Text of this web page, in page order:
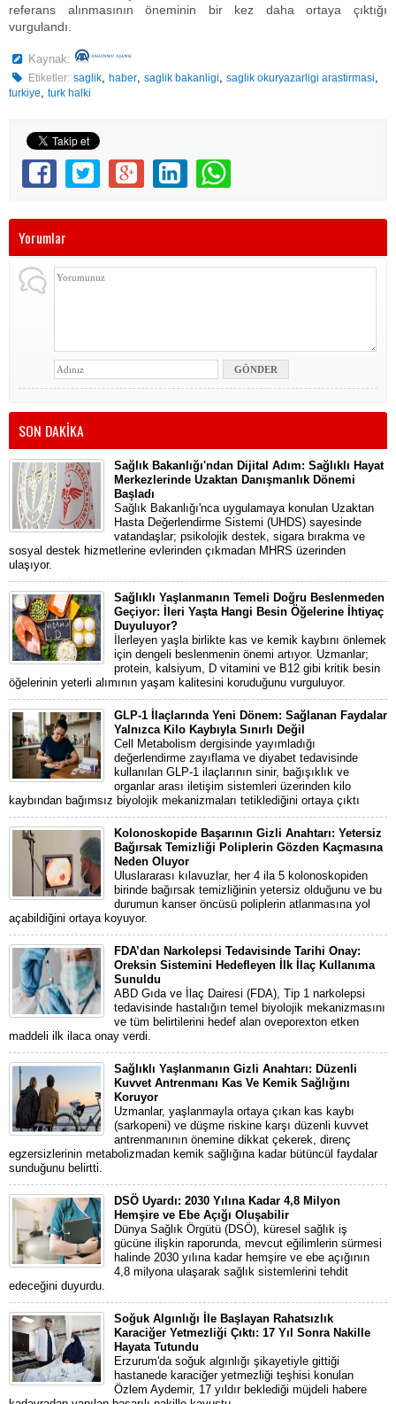
referans alınmasının öneminin bir kez daha ortaya çıktığı
vurgulandı.
Kaynak:
Etiketler: saglik,haber,saglik bakanligi,saglik okuryazarligi arastirmasi,
turkiye, turk halki
Yorumlar
SON DAKİKA
Sağlık Bakanlığı'ndan Dijital Adım: Sağlıklı Hayat
Merkezlerinde Uzaktan Danışmanlık Dönemi
Başladı
Sağlık Bakanlığı'nca uygulamaya konulan Uzaktan
Hasta Değerlendirme Sistemi (UHDS) sayesinde
vatandaşlar; psikolojik destek, sigara bırakma ve
sosyal destek hizmetlerine evlerinden çıkmadan MHRS üzerinden
ulaşıyor.
Sağlıklı Yaşlanmanın Temeli Doğru Beslenmeden
Geçiyor: İleri Yaşta Hangi Besin Öğelerine İhtiyaç
Duyuluyor?
İlerleyen yaşla birlikte kas ve kemik kaybını önlemek
için dengeli beslenmenin önemi artıyor. Uzmanlar;
protein, kalsiyum, D vitamini ve B12 gibi kritik besin
öğelerinin yeterli alımının yaşam kalitesini koruduğunu vurguluyor.
GLP-1 İlaçlarında Yeni Dönem: Sağlanan Faydalar
Yalnızca Kilo Kaybıyla Sınırlı Değil
Cell Metabolism dergisinde yayımladığı
değerlendirme zayıflama ve diyabet tedavisinde
kullanılan GLP-1 ilaçlarının sinir, bağışıklık ve
organlar arası iletişim sistemleri üzerinden kilo
kaybından bağımsız biyolojik mekanizmaları tetiklediğini ortaya çıktı
Kolonoskopide Başarının Gizli Anahtarı: Yetersiz
Bağırsak Temizliği Poliplerin Gözden Kaçmasına
Neden Oluyor
Uluslararası kılavuzlar, her 4 ila 5 kolonoskopiden
birinde bağırsak temizliğinin yetersiz olduğunu ve bu
durumun kanser öncüsü poliplerin atlanmasına yol
açabildiğini ortaya koyuyor.
FDA’dan Narkolepsi Tedavisinde Tarihi Onay:
Oreksin Sistemini Hedefleyen İlk İlaç Kullanıma
Sunuldu
ABD Gıda ve İlaç Dairesi (FDA), Tip 1 narkolepsi
tedavisinde hastalığın temel biyolojik mekanizmasını
ve tüm belirtilerini hedef alan oveporexton etken
maddeli ilk ilaca onay verdi.
Sağlıklı Yaşlanmanın Gizli Anahtarı: Düzenli
Kuvvet Antrenmanı Kas Ve Kemik Sağlığını
Koruyor
Uzmanlar, yaşlanmayla ortaya çıkan kas kaybı
(sarkopeni) ve düşme riskine karşı düzenli kuvvet
antrenmanının önemine dikkat çekerek, direnç
egzersizlerinin metabolizmadan kemik sağlığına kadar bütüncül faydalar
sunduğunu belirtti.
DSÖ Uyardı: 2030 Yılına Kadar 4,8 Milyon
Hemşire ve Ebe Açığı Oluşabilir
Dünya Sağlık Örgütü (DSÖ), küresel sağlık iş
gücüne ilişkin raporunda, mevcut eğilimlerin sürmesi
halinde 2030 yılına kadar hemşire ve ebe açığının
4,8 milyona ulaşarak sağlık sistemlerini tehdit
edeceğini duyurdu.
Soğuk Algınlığı İle Başlayan Rahatsızlık
Karaciğer Yetmezliği Çıktı: 17 Yıl Sonra Nakille
Hayata Tutundu
Erzurum'da soğuk algınlığı şikayetiyle gittiği
hastanede karaciğer yetmezliği teşhisi konulan
Özlem Aydemir, 17 yıldır beklediği müjdeli habere